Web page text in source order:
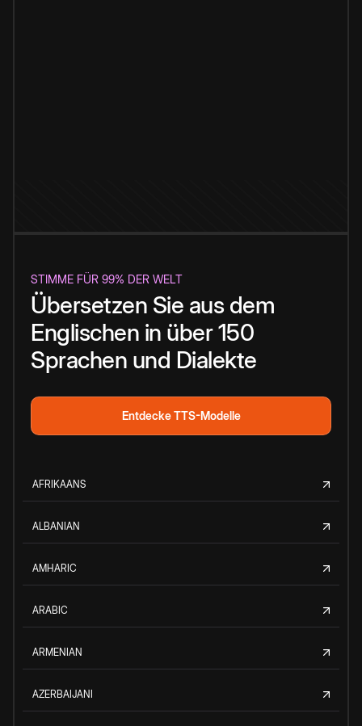
STIMME FÜR 99% DER WELT
Übersetzen Sie aus dem
Englischen in über 150
Sprachen und Dialekte
Entdecke TTS-Modelle
AFRIKAANS
ALBANIAN
AMHARIC
ARABIC
ARMENIAN
AZERBAIJANI